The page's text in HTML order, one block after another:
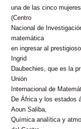
una de las cinco
(Centro
Nacional de
matemática
en ingresar al
Ingrid
Daubechies, que es la
Unión
Internacional de
De África y los estados
Aoun Saliba,
Química analítica y